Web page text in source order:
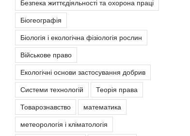
Безпека життєдіяльності та охорона праці
Біогеографія
Біологія і екологічна фізіологія рослин
Військове право
Екологічні основи застосування добрив
Системи технологій
Теорія права
Товарознавство
математика
метеорологія і кліматологія